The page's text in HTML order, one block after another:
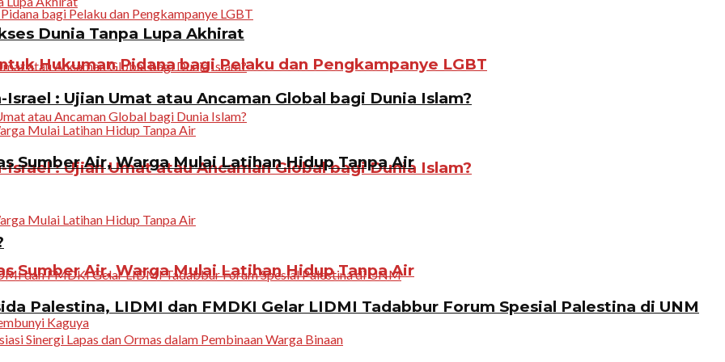
Hukuman Pidana bagi Pelaku dan Pengkampanye LGBT
: Ujian Umat atau Ancaman Global bagi Dunia Islam?
Sumber Air, Warga Mulai Latihan Hidup Tanpa Air
Dunia Tanpa Lupa Akhirat
: Ujian Umat atau Ancaman Global bagi Dunia Islam?
Sumber Air, Warga Mulai Latihan Hidup Tanpa Air
Palestina, LIDMI dan FMDKI Gelar LIDMI Tadabbur Forum Spesial Palestina di UNM